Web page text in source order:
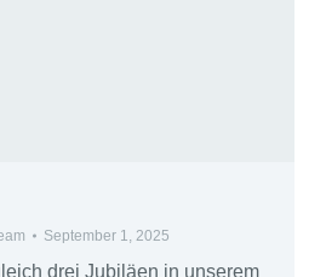
September 1, 2025
drei Jubiläen in unserem